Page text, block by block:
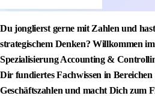
Du jonglierst gerne mit Zahlen und
strategischem Denken? Willkommen
Spezialisierung Accounting &
Dir fundiertes Fachwissen in
Geschäftszahlen und macht Dich zum